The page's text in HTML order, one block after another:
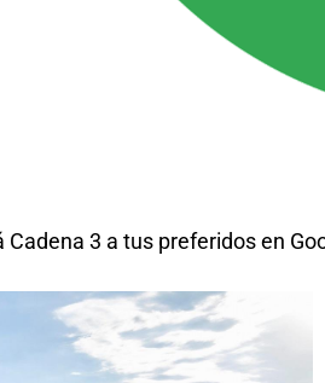
Cadena 3 a tus preferidos en